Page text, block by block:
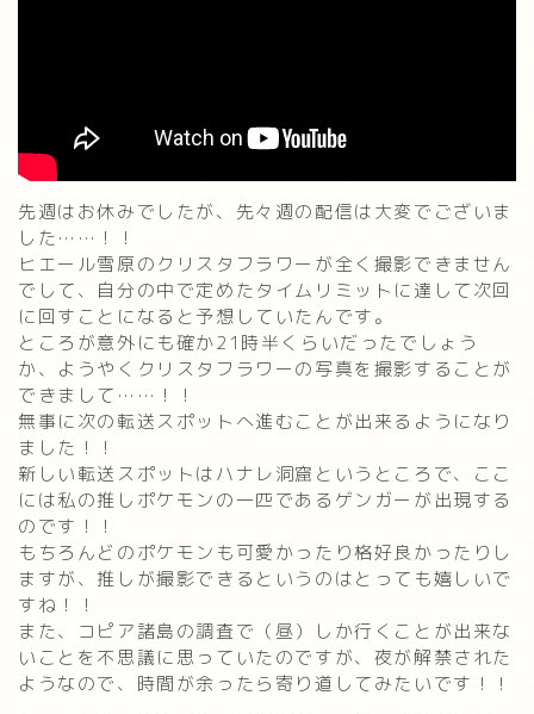
先週はお休みでしたが、先々週の配信は大変でございま
した……！！
ヒエール雪原のクリスタフラワーが全く撮影できません
でして、自分の中で定めたタイムリミットに達して次回
に回すことになると予想していたんです。
ところが意外にも確か21時半くらいだったでしょう
か、ようやくクリスタフラワーの写真を撮影することが
できまして……！！
無事に次の転送スポットへ進むことが出来るようになり
ました！！
新しい転送スポットはハナレ洞窟というところで、ここ
には私の推しポケモンの一匹であるゲンガーが出現する
のです！！
もちろんどのポケモンも可愛かったり格好良かったりし
ますが、推しが撮影できるというのはとっても嬉しいで
すね！！
また、コピア諸島の調査で（昼）しか行くことが出来な
いことを不思議に思っていたのですが、夜が解禁された
ようなので、時間が余ったら寄り道してみたいです！！